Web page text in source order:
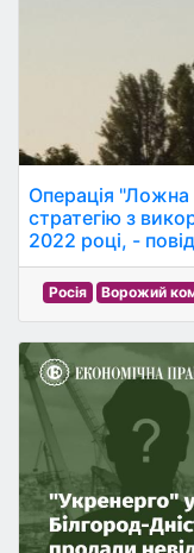
Операція "Ложна
стратегію з
2022 році, -
Росія Ворожий